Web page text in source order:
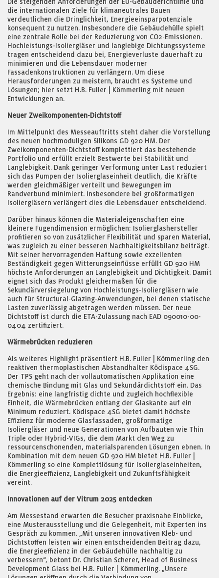
Die steigenden Anforderungen der EU-Gebäuderichtlinie und
die internationalen Ziele für klimaneutrales Bauen
verdeutlichen die Dringlichkeit, Energieeinsparpotenziale
konsequent zu nutzen. Insbesondere die Gebäudehülle spielt
eine zentrale Rolle bei der Reduzierung von CO2-Emissionen.
Hochleistungs-Isoliergläser und langlebige Dichtungssysteme
tragen entscheidend dazu bei, Energieverluste dauerhaft zu
minimieren und die Lebensdauer moderner
Fassadenkonstruktionen zu verlängern. Um diese
Herausforderungen zu meistern, braucht es Systeme und
Lösungen; hier setzt H.B. Fuller | Kömmerling mit neuen
Entwicklungen an.
Neuer Zweikomponenten-Dichtstoff
Im Mittelpunkt des Messeauftritts steht daher die Vorstellung
des neuen hochmoduligen Silikons GD 920 HM. Der
Zweikomponenten-Dichtstoff komplettiert das bestehende
Portfolio und erfüllt erzielt Bestwerte bei Stabilität und
Langlebigkeit. Dank geringer Verformung unter Last reduziert
sich das Pumpen der Isolierglaseinheit deutlich, die Kräfte
werden gleichmäßiger verteilt und Bewegungen im
Randverbund minimiert. Insbesondere bei großformatigen
Isoliergläsern verlängert dies die Lebensdauer entscheidend.
Darüber hinaus können die Materialeigenschaften eine
kleinere Fugendimension ermöglichen: Isolierglashersteller
profitieren so von zusätzlicher Flexibilität und sparen Material,
was zugleich zu einer besseren Nachhaltigkeitsbilanz beiträgt.
Mit seiner hervorragenden Haftung sowie exzellenten
Beständigkeit gegen Witterungseinflüsse erfüllt GD 920 HM
höchste Anforderungen an Langlebigkeit und Dichtigkeit. Damit
eignet sich das Produkt gleichermaßen für die
Sekundärversiegelung von Hochleistungs-Isoliergläsern wie
auch für Structural-Glazing-Anwendungen, bei denen statische
Lasten zuverlässig abgetragen werden müssen. Der neue
Dichtstoff ist durch die ETA-Zulassung nach EAD 090010-00-
0404 zertifiziert.
Wärmebrücken reduzieren
Als weiteres Highlight präsentiert H.B. Fuller | Kömmerling den
reaktiven thermoplastischen Abstandhalter Ködispace 4SG.
Der TPS geht nach der vollautomatischen Applikation eine
chemische Bindung mit Glas und Sekundärdichtstoff ein. Das
Ergebnis: eine langfristig dichte und zugleich hochflexible
Einheit, die Wärmebrücken entlang der Glaskante auf ein
Minimum reduziert. Ködispace 4SG bietet damit höchste
Effizienz für moderne Glasfassaden, großformatige
Isoliergläser und neue Generationen von Aufbauten wie Thin
Triple oder Hybrid-VIGs, die dem Markt den Weg zu
ressourcenschonenden, materialsparenden Lösungen ebnen. In
Kombination mit dem neuen GD 920 HM bietet H.B. Fuller |
Kömmerling so eine Komplettlösung für Isolierglaseinheiten,
die Energieeffizienz, Langlebigkeit und Zukunftsfähigkeit
vereint.
Innovationen auf der Vitrum 2025 entdecken
Am Messestand erwarten die Besucher praxisnahe Einblicke,
eine Musterausstellung und die Gelegenheit, mit Experten ins
Gespräch zu kommen. „Mit unseren innovativen Kleb- und
Dichtstoffen leisten wir einen entscheidenden Beitrag dazu,
die Energieeffizienz in der Gebäudehülle nachhaltig zu
verbessern“, betont Dr. Christian Scherer, Head of Business
Development Glass bei H.B. Fuller | Kömmerling. „Unsere